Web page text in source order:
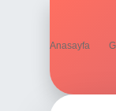
Anasayfa